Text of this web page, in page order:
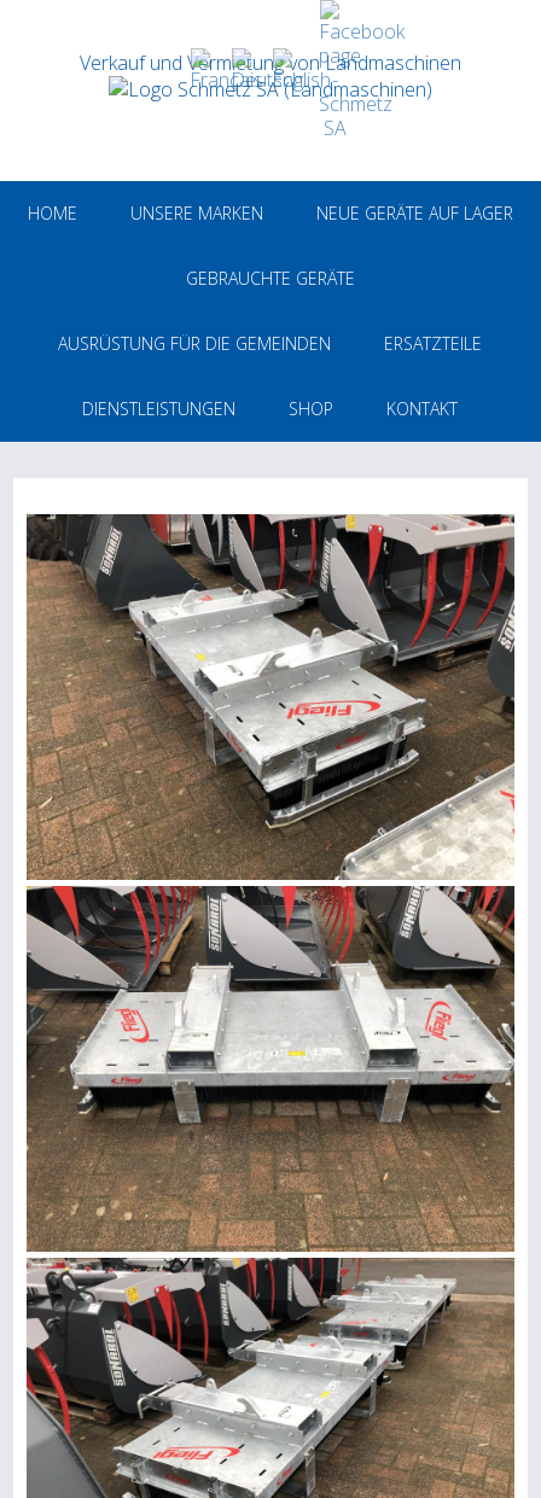
Verkauf und Vermietung von Landmaschinen
HOME UNSERE MARKEN NEUE GERÄTE AUF LAGER
GEBRAUCHTE GERÄTE
AUSRÜSTUNG FÜR DIE GEMEINDEN ERSATZTEILE
DIENSTLEISTUNGEN SHOP KONTAKT